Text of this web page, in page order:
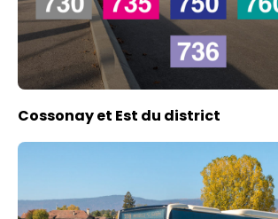
Cossonay et Est du district